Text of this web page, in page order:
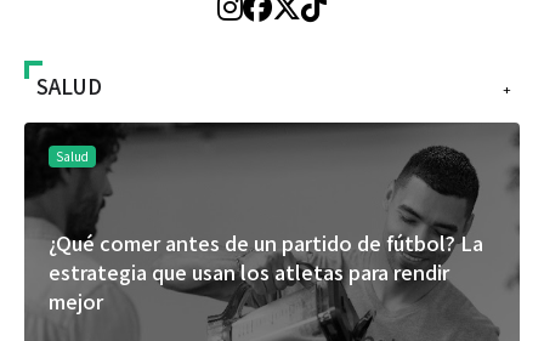
+
SALUD
Salud
¿Qué comer antes de un partido de fútbol? La
estrategia que usan los atletas para rendir
mejor